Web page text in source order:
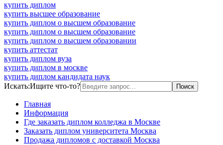
купить диплом
купить высшее образование
купить диплом о высшем образование
купить диплом о высшем образование
купить диплом о высшем образовании
купить аттестат
купить диплом вуза
купить диплом в москве
купить диплом кандидата наук
Искать:Ищите что-то?
Главная
Информация
Где заказать диплом колледжа в Москве
Заказать диплом университета Москва
Продажа дипломов с доставкой Москва